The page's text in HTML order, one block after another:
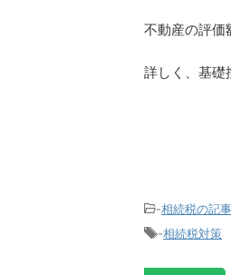
不動産の評価
詳しく、基礎
-相続税の記事
-相続税対策